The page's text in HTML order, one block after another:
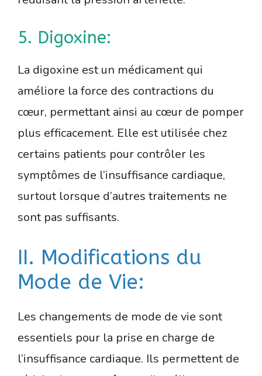
5. Digoxine:
La digoxine est un médicament qui
améliore la force des contractions du
cœur, permettant ainsi au cœur de pomper
plus efficacement. Elle est utilisée chez
certains patients pour contrôler les
symptômes de l’insuffisance cardiaque,
surtout lorsque d’autres traitements ne
sont pas suffisants.
II. Modifications du
Mode de Vie:
Les changements de mode de vie sont
essentiels pour la prise en charge de
l’insuffisance cardiaque. Ils permettent de